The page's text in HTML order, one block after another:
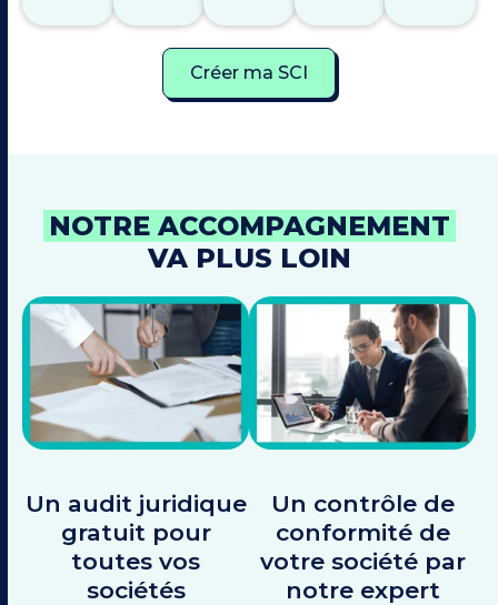
Créer ma SCI
NOTRE ACCOMPAGNEMENT
VA PLUS LOIN
Un audit juridique
gratuit pour
toutes vos
sociétés
Un contrôle de
conformité de
votre société par
notre expert